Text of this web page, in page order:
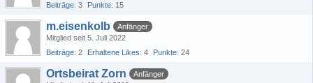
Beiträge 3 Punkte 15
m.eisenkolb
Anfänger
Mitglied seit 5. Juli 2022
Beiträge 2 Erhaltene Likes 4 Punkte 24
Ortsbeirat Zorn
Anfänger